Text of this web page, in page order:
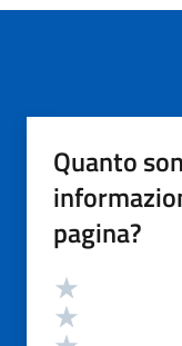
Quanto
pagina?
Valutazione